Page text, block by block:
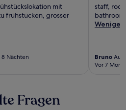
mit
frühstücken, grosser
Nächten
staff,
Weniger
Bruno
Vor 7
Fragen